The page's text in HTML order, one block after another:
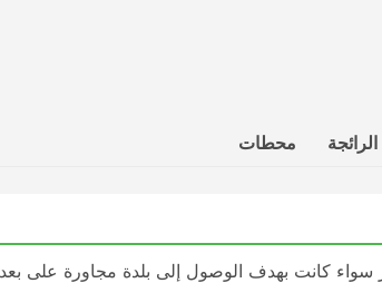
محطات
كانت بهدف الوصول إلى بلدة مجاورة على